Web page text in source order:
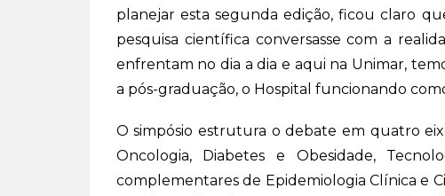
planejar esta segunda edição, ficou claro
pesquisa científica conversasse com a
enfrentam no dia a dia e aqui na Unimar,
a pós-graduação, o Hospital funcionando
O simpósio estrutura o debate em quatro
Oncologia, Diabetes e Obesidade,
complementares de Epidemiologia Clínica e